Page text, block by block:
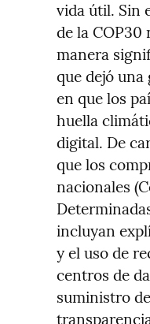
vida útil. Sin
de la
manera
que dejó
en que los
huella
digital. De
que los
nacionales
incluyan
y el uso de
centros de
suministro